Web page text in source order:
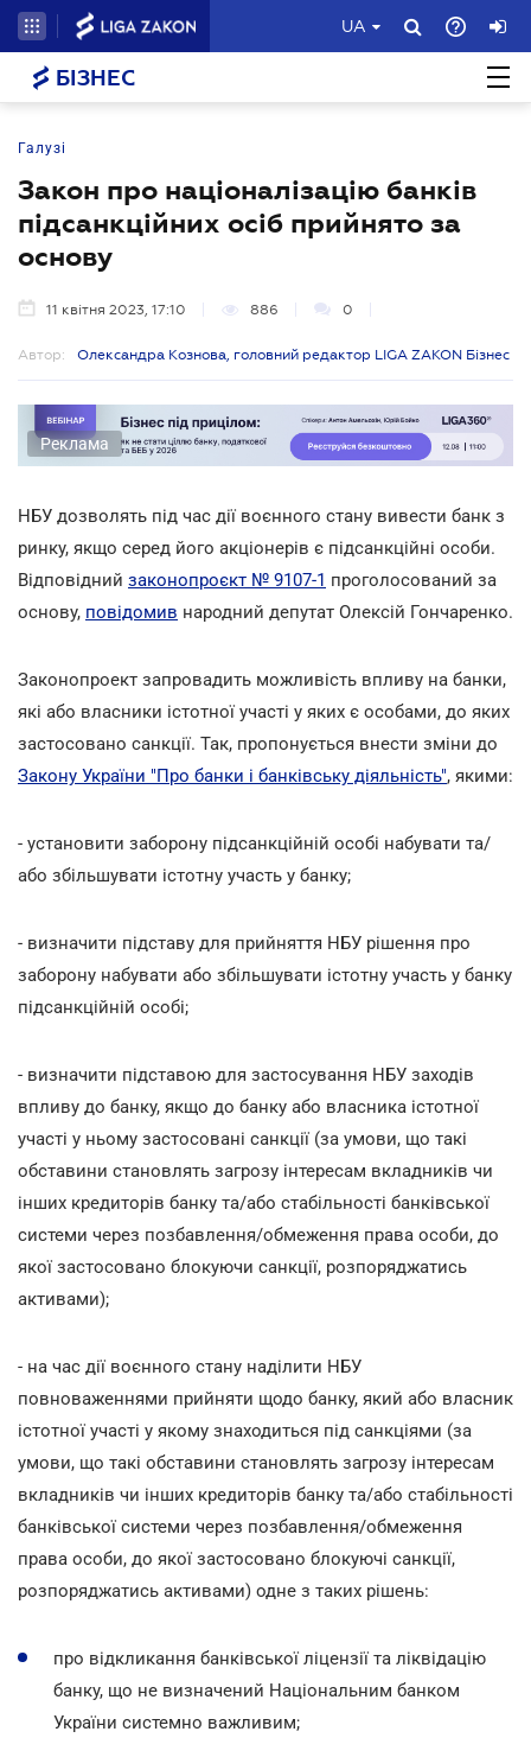
UA
БІЗНЕС
Галузі
Закон про націоналізацію банків
підсанкційних осіб прийнято за
основу
11 квітня 2023, 17:10 886 0
Автор: Олександра Кознова, головний редактор LIGA ZAKON Бізнес
Реклама
НБУ дозволять під час дії воєнного стану вивести банк з
ринку, якщо серед його акціонерів є підсанкційні особи.
Відповідний законопроєкт № 9107-1 проголосований за
основу, повідомив народний депутат Олексій Гончаренко.
Законопроект запровадить можливість впливу на банки,
які або власники істотної участі у яких є особами, до яких
застосовано санкції. Так, пропонується внести зміни до
Закону України "Про банки і банківську діяльність", якими:
- установити заборону підсанкційній особі набувати та/
або збільшувати істотну участь у банку;
- визначити підставу для прийняття НБУ рішення про
заборону набувати або збільшувати істотну участь у банку
підсанкційній особі;
- визначити підставою для застосування НБУ заходів
впливу до банку, якщо до банку або власника істотної
участі у ньому застосовані санкції (за умови, що такі
обставини становлять загрозу інтересам вкладників чи
інших кредиторів банку та/або стабільності банківської
системи через позбавлення/обмеження права особи, до
якої застосовано блокуючи санкції, розпоряджатись
активами);
- на час дії воєнного стану наділити НБУ
повноваженнями прийняти щодо банку, який або власник
істотної участі у якому знаходиться під санкціями (за
умови, що такі обставини становлять загрозу інтересам
вкладників чи інших кредиторів банку та/або стабільності
банківської системи через позбавлення/обмеження
права особи, до якої застосовано блокуючі санкції,
розпоряджатись активами) одне з таких рішень:
про відкликання банківської ліцензії та ліквідацію
банку, що не визначений Національним банком
України системно важливим;